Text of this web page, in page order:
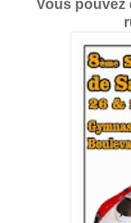
Vous pouvez